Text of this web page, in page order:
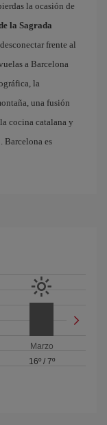
la ocasión de
la Sagrada
frente al
a Barcelona
la
una fusión
cocina catalana y
Barcelona es
Marzo
16º/ 7º